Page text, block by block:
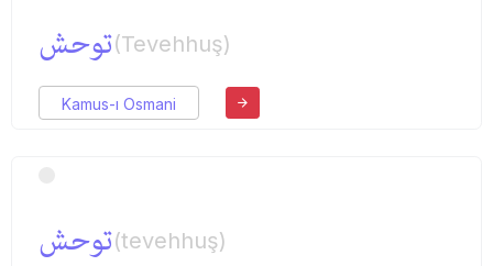
توحش(Tevehhuş)
Kamus-ı Osmani
توحش(tevehhuş)